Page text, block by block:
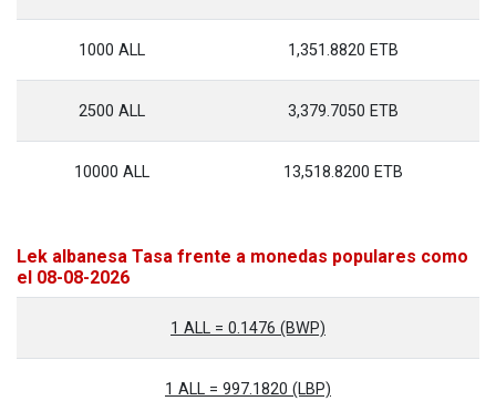
1000 ALL 1,351.8820 ETB
2500 ALL 3,379.7050 ETB
10000 ALL 13,518.8200 ETB
Lek albanesa Tasa frente a monedas populares como
el 08-08-2026
1 ALL = 0.1476 (BWP)
1 ALL = 997.1820 (LBP)